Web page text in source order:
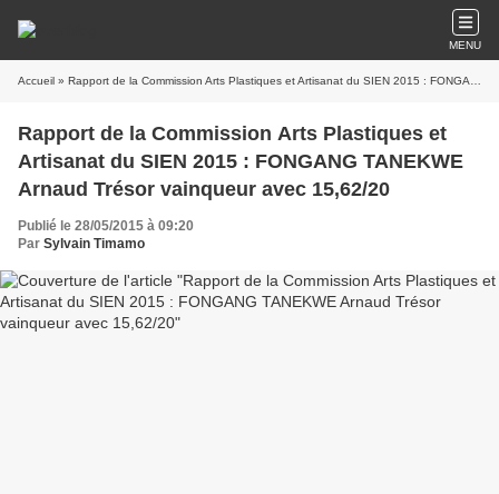
MENU
Accueil » Rapport de la Commission Arts Plastiques et Artisanat du SIEN 2015 : FONGANG TANEKWE Arnaud Trésor vainqueur avec 15,62/20
Rapport de la Commission Arts Plastiques et
Artisanat du SIEN 2015 : FONGANG TANEKWE
Arnaud Trésor vainqueur avec 15,62/20
Publié le 28/05/2015 à 09:20
Par Sylvain Timamo